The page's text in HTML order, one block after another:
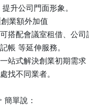
升公司門面形象。
業額外加值
搭配會議室租借、公司
帳 等延伸服務。
站式解決創業初期需求
找不同業者。
簡單說：